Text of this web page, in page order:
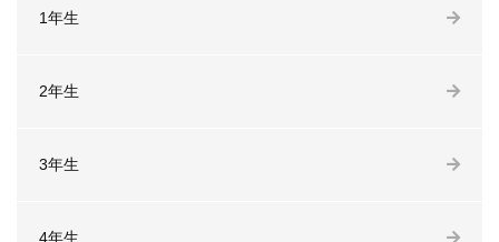
1年生
2年生
3年生
4年生